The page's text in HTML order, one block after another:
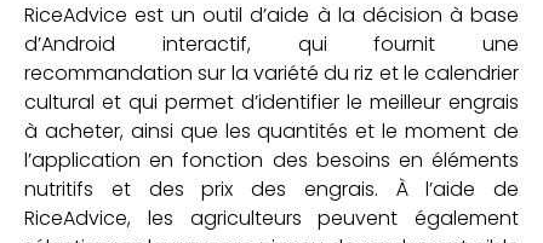
RiceAdvice est un outil d’aide à la décision à base
d’Android interactif, qui fournit une
recommandation sur la variété du riz et le calendrier
cultural et qui permet d’identifier le meilleur engrais
à acheter, ainsi que les quantités et le moment de
l’application en fonction des besoins en éléments
nutritifs et des prix des engrais. À l’aide de
RiceAdvice, les agriculteurs peuvent également